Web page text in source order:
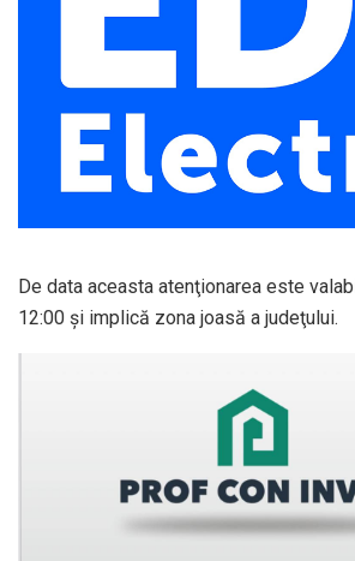
De data aceasta atenţionarea este
12:00 şi implică zona joasă a judeţului.